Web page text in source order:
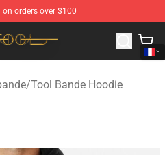
orders over $100
Merchandise Shop
/Tool Bande Hoodie